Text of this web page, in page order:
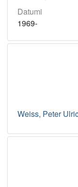
Datumi
1969-
Weiss, Peter